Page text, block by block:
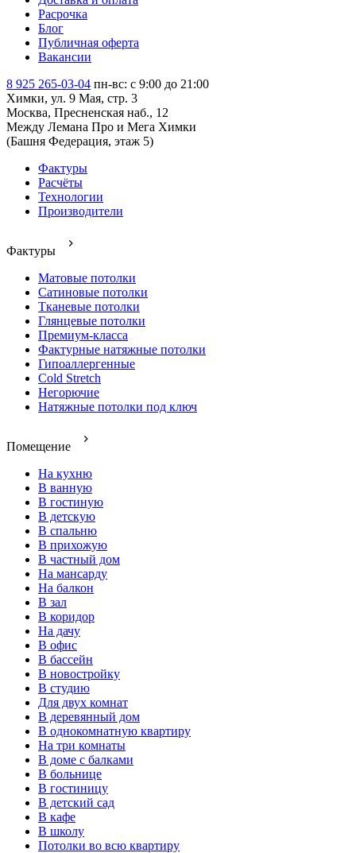
Расрочка
Блог
Публичная оферта
Вакансии
8 925 265-03-04 пн-вс: c 9:00 до 21:00
Химки, ул. 9 Мая, стр. 3
Москва, Пресненская наб., 12
Между Лемана Про и Мега Химки
(Башня Федерация, этаж 5)
Фактуры
Расчёты
Технологии
Производители
Фактуры
Матовые потолки
Сатиновые потолки
Тканевые потолки
Глянцевые потолки
Премиум-класса
Фактурные натяжные потолки
Гипоаллергенные
Cold Stretch
Негорючие
Натяжные потолки под ключ
Помещение
На кухню
В ванную
В гостиную
В детскую
В спальню
В прихожую
В частный дом
На мансарду
На балкон
В зал
В коридор
На дачу
В офис
В бассейн
В новостройку
В студию
Для двух комнат
В деревянный дом
В однокомнатную квартиру
На три комнаты
В доме с балками
В больнице
В гостиницу
В детский сад
В кафе
В школу
Потолки во всю квартиру